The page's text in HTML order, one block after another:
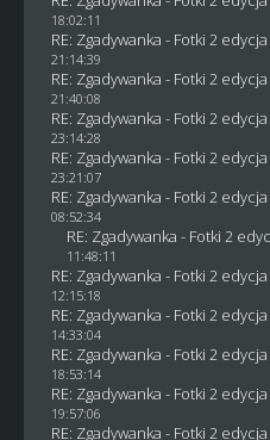
18:02:11
RE: Zgadywanka - Fotki 2 edycja
21:14:39
RE: Zgadywanka - Fotki 2 edycja
21:40:08
RE: Zgadywanka - Fotki 2 edycja
23:14:28
RE: Zgadywanka - Fotki 2 edycja
23:21:07
RE: Zgadywanka - Fotki 2 edycja
08:52:34
RE: Zgadywanka - Fotki 2
11:48:11
RE: Zgadywanka - Fotki 2 edycja
12:15:18
RE: Zgadywanka - Fotki 2 edycja
14:33:04
RE: Zgadywanka - Fotki 2 edycja
18:53:14
RE: Zgadywanka - Fotki 2 edycja
19:57:06
RE: Zgadywanka - Fotki 2 edycja